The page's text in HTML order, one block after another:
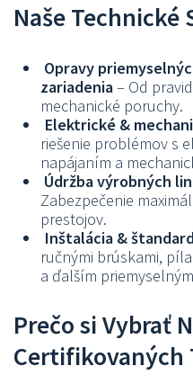
Naše Technické
Opravy
zariadenia– Od
mechanické poruchy.
Elektrické &
riešenie problémov s
napájaním a
Údržba výrobných
Zabezpečenie
prestojov.
Inštalácia &
ručnými brúskami,
a ďalším
Prečo si Vybrať
Certifikovaných